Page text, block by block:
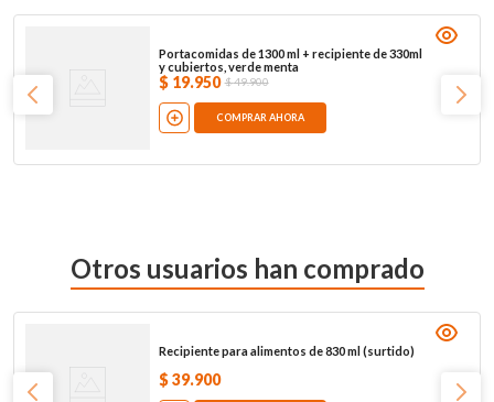
Portacomidas de 1300 ml + recipiente de 330ml
y cubiertos, verde menta
$ 19.950 $49.900
COMPRAR AHORA
Otros usuarios han comprado
Recipiente para alimentos de 830 ml (surtido)
$ 39.900